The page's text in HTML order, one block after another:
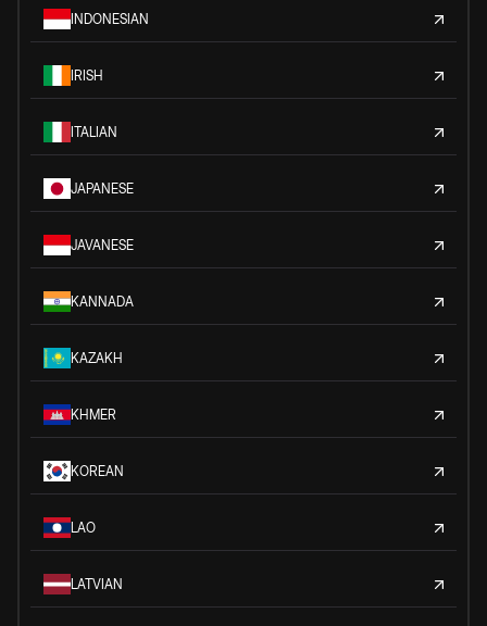
INDONESIAN
IRISH
ITALIAN
JAPANESE
JAVANESE
KANNADA
KAZAKH
KHMER
KOREAN
LAO
LATVIAN